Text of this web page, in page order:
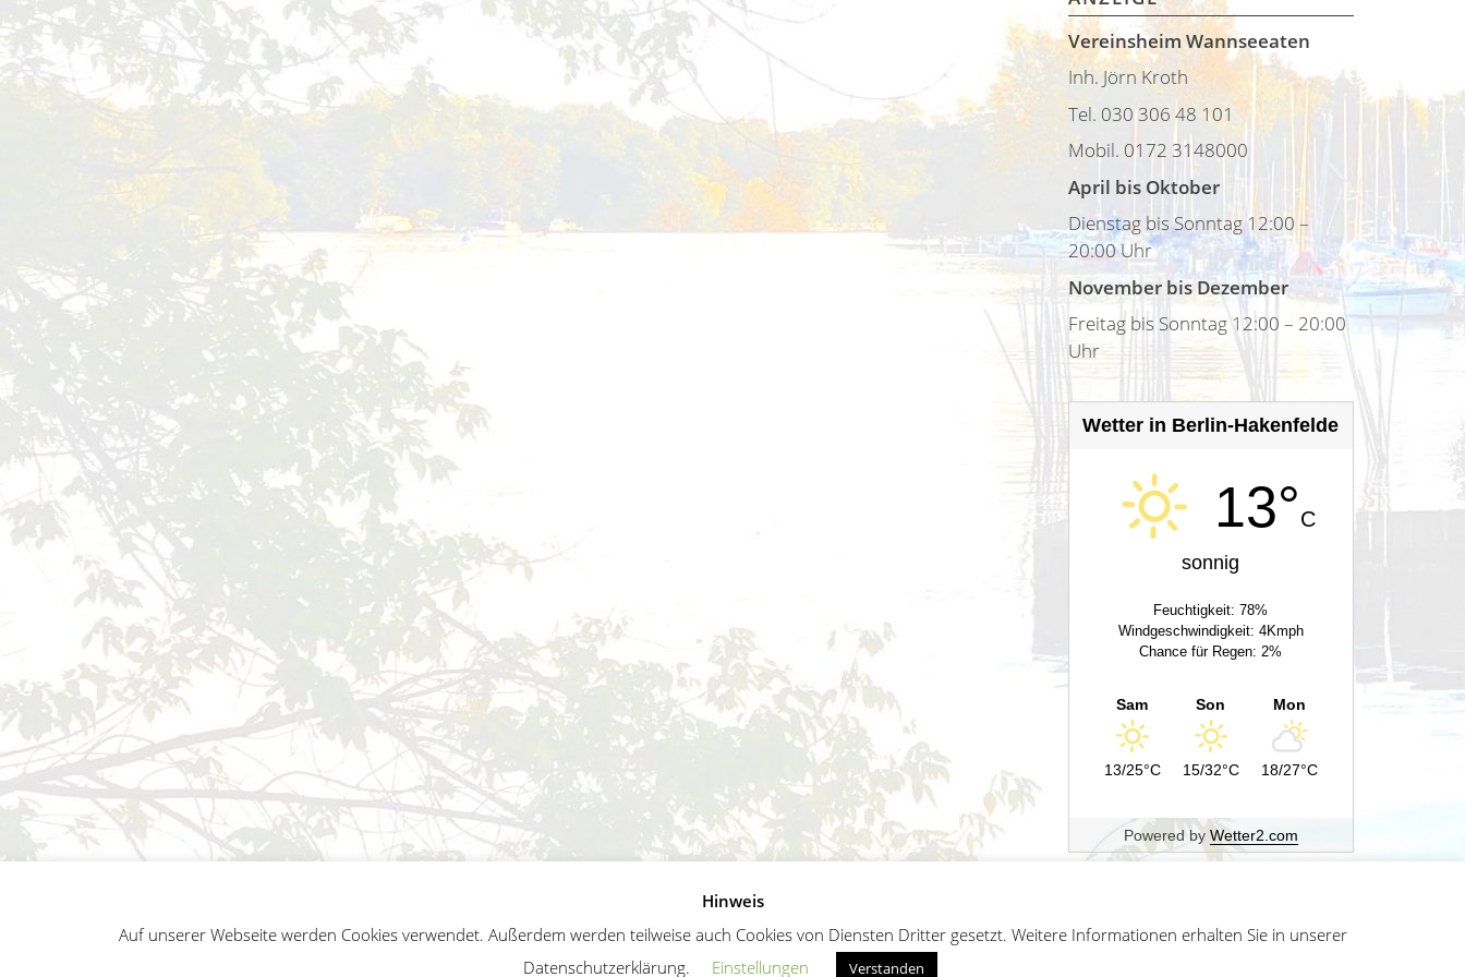
Vereinsheim Wannseeaten
Inh. Jörn Kroth
Tel. 030 306 48 101
Mobil. 0172 3148000
April bis Oktober
Dienstag bis Sonntag 12:00 –
20:00 Uhr
November bis Dezember
Freitag bis Sonntag 12:00 – 20:00
Uhr
Wetter in Berlin-Hakenfelde
13°C
sonnig
Feuchtigkeit: 78%
Windgeschwindigkeit: 4Kmph
Chance für Regen: 2%
Sam
13/25°C
Son
15/32°C
Mon
18/27°C
Powered by Wetter2.com
Impressum Datenschutz Sitemap German
Hinweis
Auf unserer Webseite werden Cookies verwendet. Außerdem werden teilweise auch Cookies von Diensten Dritter gesetzt. Weitere Informationen erhalten Sie in unserer
Datenschutzerklärung.
Einstellungen Verstanden